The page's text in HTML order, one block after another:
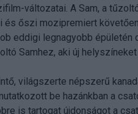
változatai. A Sam, a
és őszi mozipremiert
eddigi legnagyobb épületén
Samhez, aki új
világszerte népszerű
be hazánkban a
is tartogat újdonságot a